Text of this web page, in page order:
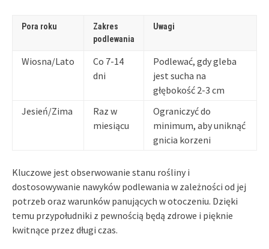
Pora roku
Zakres
podlewania
Uwagi
Wiosna/Lato
Co 7-14
dni
Podlewać, gdy gleba
jest sucha na
głębokość 2-3 cm
Jesień/Zima
Raz w
miesiącu
Ograniczyć do
minimum, aby uniknąć
gnicia korzeni
Kluczowe jest obserwowanie stanu rośliny i
dostosowywanie nawyków podlewania w zależności od jej
potrzeb oraz warunków panujących w otoczeniu. Dzięki
temu przypołudniki z pewnością będą zdrowe i pięknie
kwitnące przez długi czas.